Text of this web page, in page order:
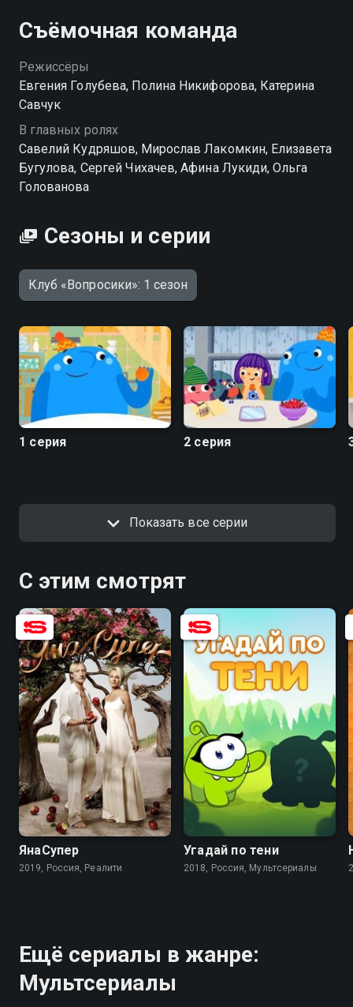
Съёмочная команда
Режиссёры
Евгения Голубева, Полина Никифорова, Катерина
Савчук
В главных ролях
Савелий Кудряшов, Мирослав Лакомкин, Елизавета
Бугулова, Сергей Чихачев, Афина Лукиди, Ольга
Голованова
Сезоны и серии
Клуб «Вопросики»: 1 сезон
1 серия 2 серия
Показать все серии
С этим смотрят
ЯнаСупер
2019, Россия, Реалити
8.3
Угадай по тени
2018, Россия, Мультсериалы
Ещё сериалы в жанре:
Мультсериалы